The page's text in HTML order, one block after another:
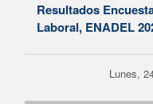
Resultados
Laboral, ENADEL
Lunes,